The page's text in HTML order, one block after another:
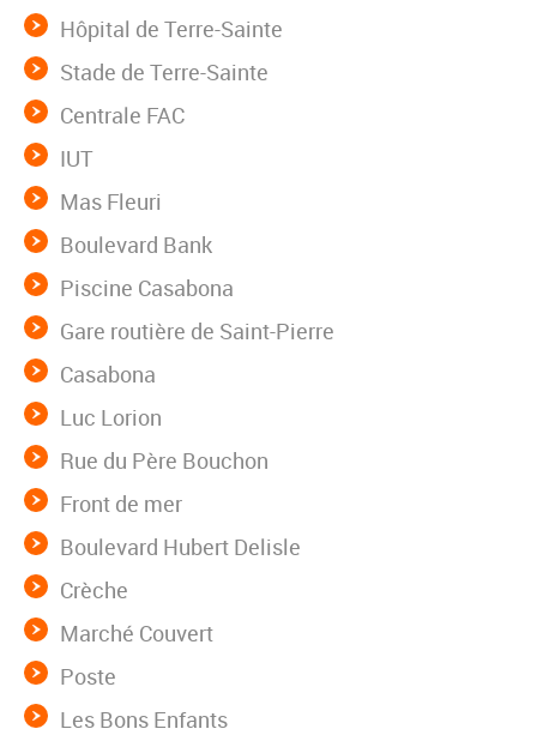
Hôpital de Terre-Sainte
Stade de Terre-Sainte
Centrale FAC
IUT
Mas Fleuri
Boulevard Bank
Piscine Casabona
Gare routière de Saint-Pierre
Casabona
Luc Lorion
Rue du Père Bouchon
Front de mer
Boulevard Hubert Delisle
Crèche
Marché Couvert
Poste
Les Bons Enfants